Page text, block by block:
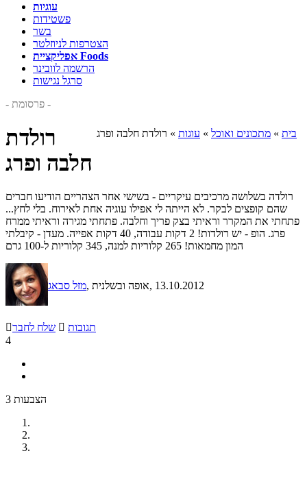
עוגיות
פשטידות
בשר
הצטרפות לניוזלטר
אפליקציית Foods
הרשמה לוובינר
סרגל נגישות
- פרסומת -
בית » מתכונים ואוכל » עוגות » רולדת חלבה ופרג
רולדת
חלבה ופרג
רולדה בשלושה מרכיבים עיקריים - בשישי אחר הצהריים הודיעו חברים
שהם קופצים לבקר. לא הייתה לי אפילו עוגיה אחת לאירוח. בלי לחץ...
פתחתי את המקרר וראיתי בצק פריך וחלבה. פתחתי מגירה וראיתי ממרח
פרג. הופ - יש רולדות! 2 דקות עבודה, 40 דקות אפייה. מעדן - קיבלתי
המון מחמאות! 265 קלוריות למנה, 345 קלוריות ל-100 גרם
מזל סבאג , אופה ובשלנית, 13.10.2012
שלח לחבר  תגובות
4
3 הצבעות